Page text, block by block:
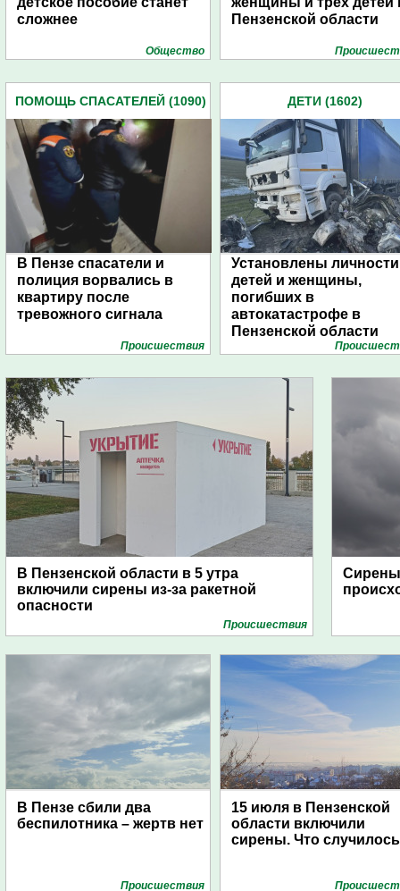
сложнее
Общество
Пензенской области
ПОМОЩЬ СПАСАТЕЛЕЙ (1090)
В Пензе спасатели и
полиция ворвались в
квартиру после
тревожного сигнала
Проиcшествия
ДЕТИ (1602)
Установлены личности
детей и женщины,
погибших в
автокатастрофе в
Пензенской области
В Пензенской области в 5 утра
включили сирены из-за ракетной
опасности
Проиcшествия
Сирены
В Пензе сбили два
беспилотника – жертв нет
Проиcшествия
15 июля в Пензенской
области включили
сирены. Что